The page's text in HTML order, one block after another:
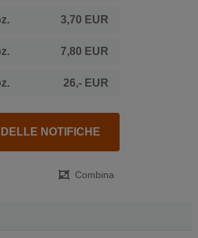
3,70 EUR
7,80 EUR
26,- EUR
NOTIFICHE
Combina